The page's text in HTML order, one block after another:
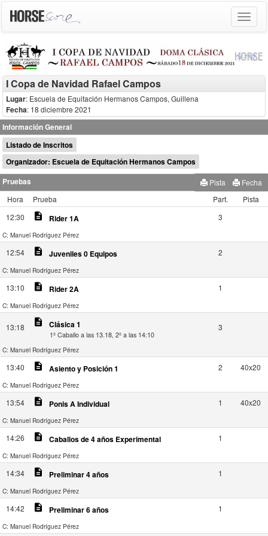
Toggle
I Copa de Navidad Rafael Campos
Lugar: Escuela de Equitación Hermanos Campos, Guillena
Fecha: 18 diciembre 2021
Información General
Listado de Inscritos
Organizador: Escuela de Equitación Hermanos Campos
Pruebas
Fecha
Pista
Hora
Prueba Part.
Pista
12:30
description Rider 1A 3
C: Manuel Rodríguez Pérez
12:54 description Juveniles 0 Equipos 2
C: Manuel Rodríguez Pérez
13:10 description Rider 2A 1
C: Manuel Rodríguez Pérez
13:18 description Clásica 1
1º Caballo a las 13.18, 2º a las 14:10
3
C: Manuel Rodríguez Pérez
13:40 description Asiento y Posición 1 2 40x20
C: Manuel Rodríguez Pérez
13:54 description Ponis A Individual 1 40x20
C: Manuel Rodríguez Pérez
14:26 description Caballos de 4 años Experimental 1
C: Manuel Rodríguez Pérez
14:34 description Preliminar 4 años 1
C: Manuel Rodríguez Pérez
14:42 description Preliminar 6 años 1
C: Manuel Rodríguez Pérez